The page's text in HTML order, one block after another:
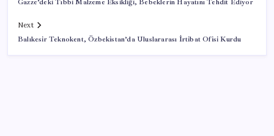
Gazze’deki Tıbbi Malzeme Eksikliği, Bebeklerin Hayatını Tehdit Ediyor
Next
Balıkesir Teknokent, Özbekistan’da Uluslararası İrtibat Ofisi Kurdu